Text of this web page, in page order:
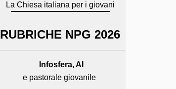
La Chiesa italiana per i giovani
RUBRICHE NPG 2026
Infosfera, AI
e pastorale giovanile